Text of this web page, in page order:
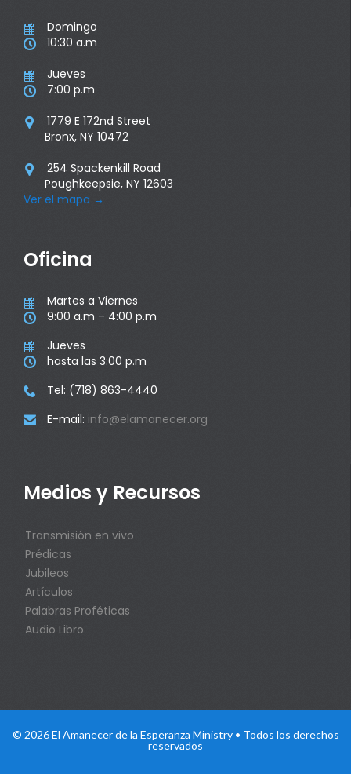
 Domingo
 10:30 a.m
 Jueves
 7:00 p.m

1779 E 172nd Street
Bronx, NY 10472

254 Spackenkill Road
Poughkeepsie, NY 12603
Ver el mapa →
Oficina
 Martes a Viernes
 9:00 a.m – 4:00 p.m
 Jueves
 hasta las 3:00 p.m
 Tel: (718) 863-4440
 E-mail: info@elamanecer.org
Medios y Recursos
Transmisión en vivo
Prédicas
Jubileos
Artículos
Palabras Proféticas
Audio Libro
© 2026 El Amanecer de la Esperanza Ministry • Todos los derechos
reservados